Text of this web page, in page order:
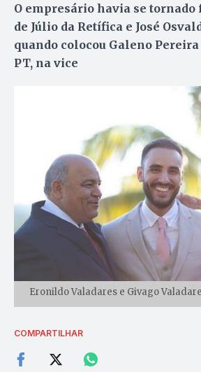
O empresário havia se tornado
de Júlio da Retífica e José
quando colocou Galeno
PT, na vice
Eronildo Valadares e Givago
COMPARTILHAR